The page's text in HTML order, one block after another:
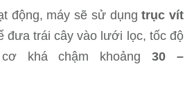
động, máy sẽ sử dụngtrục vít
đưa trái cây vào lưới lọc, tốc độ
khá chậm khoảng30 –